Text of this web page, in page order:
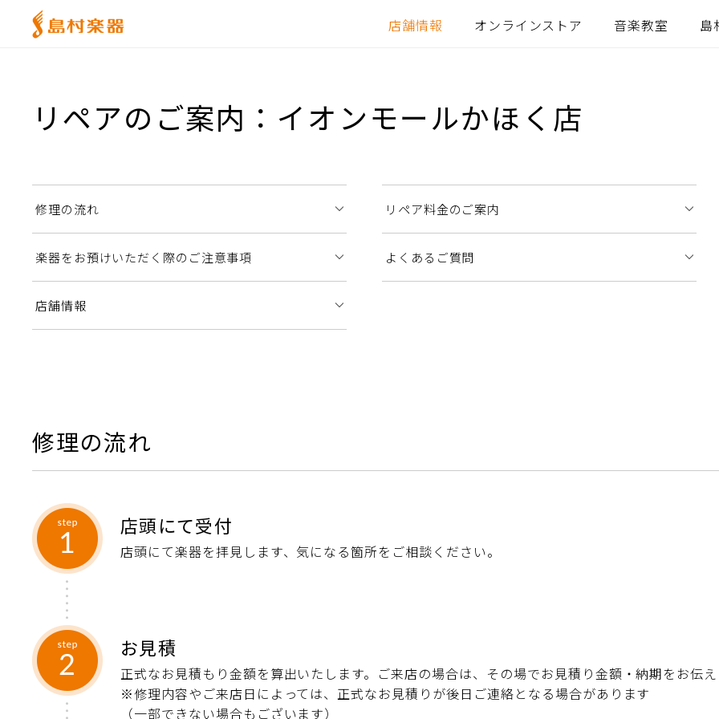
店舗情報 オンラインストア 音楽教室 島
リペアのご案内：イオンモールかほく店
修理の流れ リペア料金のご案内
楽器をお預けいただく際のご注意事項 よくあるご質問
店舗情報
修理の流れ
店頭にて受付
店頭にて楽器を拝見します、気になる箇所をご相談ください。
お見積
正式なお見積もり金額を算出いたします。ご来店の場合は、その場でお見積り金額・納期をお伝
※修理内容やご来店日によっては、正式なお見積りが後日ご連絡となる場合があります
（一部できない場合もございます）